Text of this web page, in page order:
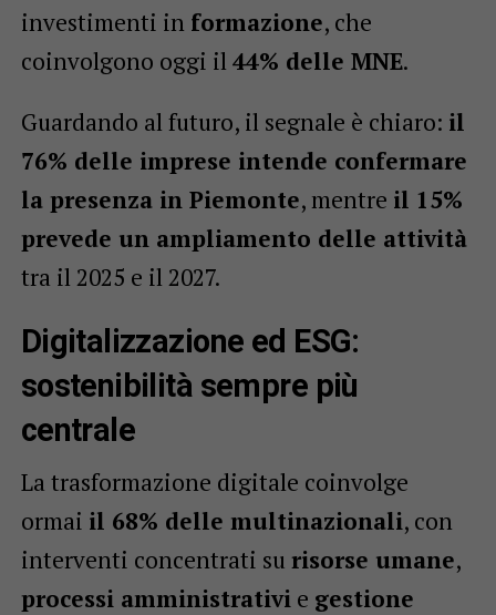
investimenti in formazione, che
coinvolgono oggi il 44% delle MNE.
Guardando al futuro, il segnale è chiaro: il
76% delle imprese intende confermare
la presenza in Piemonte, mentre il 15%
prevede un ampliamento delle attività
tra il 2025 e il 2027.
Digitalizzazione ed ESG:
sostenibilità sempre più
centrale
La trasformazione digitale coinvolge
ormai il 68% delle multinazionali, con
interventi concentrati su risorse umane,
processi amministrativie gestione